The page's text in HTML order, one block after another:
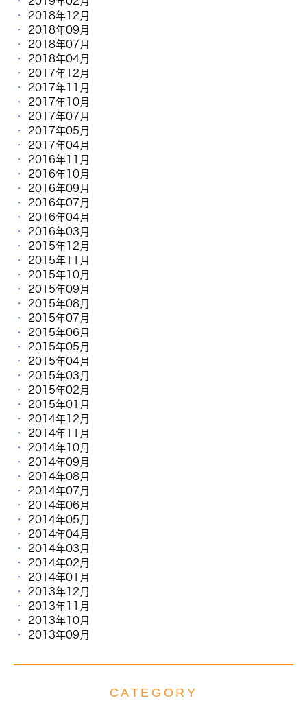
2018年12月
2018年09月
2018年07月
2018年04月
2017年12月
2017年11月
2017年10月
2017年07月
2017年05月
2017年04月
2016年11月
2016年10月
2016年09月
2016年07月
2016年04月
2016年03月
2015年12月
2015年11月
2015年10月
2015年09月
2015年08月
2015年07月
2015年06月
2015年05月
2015年04月
2015年03月
2015年02月
2015年01月
2014年12月
2014年11月
2014年10月
2014年09月
2014年08月
2014年07月
2014年06月
2014年05月
2014年04月
2014年03月
2014年02月
2014年01月
2013年12月
2013年11月
2013年10月
2013年09月
CATEGORY